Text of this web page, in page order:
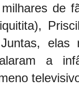
de
elas
a